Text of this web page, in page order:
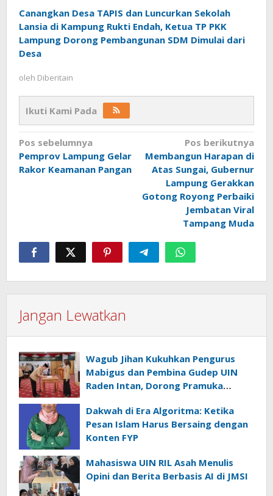
Canangkan Desa TAPIS dan Luncurkan Sekolah
Lansia di Kampung Rukti Endah, Ketua TP PKK
Lampung Dorong Pembangunan SDM Dimulai dari
Desa
oleh Diberitain
Ikuti Kami Pada
Navigasi
pos
Pos sebelumnya
Pemprov Lampung Gelar
Rakor Keamanan Pangan
Pos berikutnya
Membangun Harapan di
Atas Sungai, Gubernur
Lampung Gerakkan
Gotong Royong Perbaiki
Jembatan Viral
Tampang Muda
Jangan Lewatkan
Wagub Jihan Kukuhkan Pengurus
Mabigus dan Pembina Gudep UIN
Raden Intan, Dorong Pramuka
Dakwah di Era Algoritma: Ketika
Pesan Islam Harus Bersaing dengan
Konten FYP
Mahasiswa UIN RIL Asah Menulis
Opini dan Berita Berbasis AI di JMSI